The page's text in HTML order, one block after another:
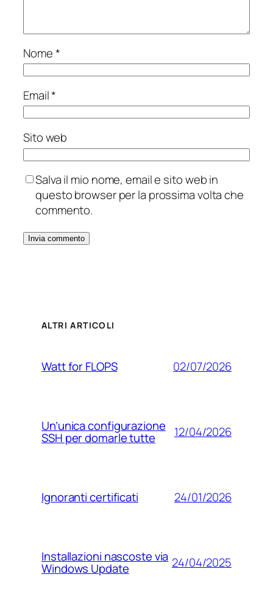
Nome*
Email*
Sito web
Salva il mio nome, email e sito web in
questo browser per la prossima volta che
commento.
ALTRI ARTICOLI
Watt for FLOPS 02/07/2026
Un’unica configurazione
SSH per domarle tutte 12/04/2026
Ignoranti certificati 24/01/2026
Installazioni nascoste via
Windows Update 24/04/2025